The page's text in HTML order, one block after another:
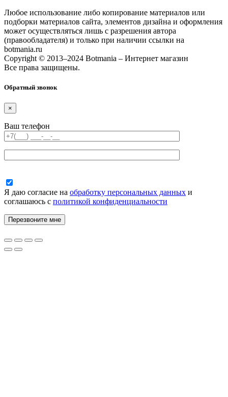
Любое использование либо копирование материалов или
подборки материалов сайта, элементов дизайна и оформления
может осуществляться лишь с разрешения автора
(правообладателя) и только при наличии ссылки на
botmania.ru
Copyright © 2013–2024 Botmania – Интернет магазин
Все права защищены.
Обратный звонок
×
Ваш телефон
Я даю согласие на обработку персональных данных и
соглашаюсь с политикой конфиденциальности